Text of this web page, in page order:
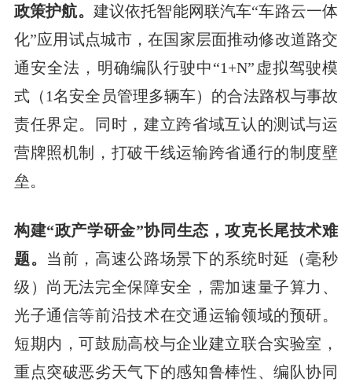
政策护航。 建议依托智能网联汽车“车路云一体
化”应用试点城市，在国家层面推动修改道路交
通安全法，明确编队行驶中“1+N”虚拟驾驶模
式（1名安全员管理多辆车）的合法路权与事故
责任界定。同时，建立跨省域互认的测试与运
营牌照机制，打破干线运输跨省通行的制度壁
垒。
构建“政产学研金”协同生态，攻克长尾技术难
题。 当前，高速公路场景下的系统时延（毫秒
级）尚无法完全保障安全，需加速量子算力、
光子通信等前沿技术在交通运输领域的预研。
短期内，可鼓励高校与企业建立联合实验室，
重点突破恶劣天气下的感知鲁棒性、编队协同